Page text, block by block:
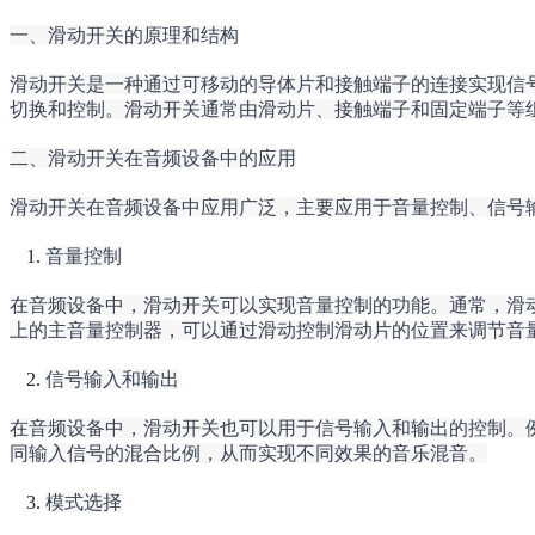
一、滑动开关的原理和结构
滑动开关是一种通过可移动的导体片和接触端子的连接实现
切换和控制。滑动开关通常由滑动片、接触端子和固定端子
二、滑动开关在音频设备中的应用
滑动开关在音频设备中应用广泛，主要应用于音量控制、信
音量控制
在音频设备中，滑动开关可以实现音量控制的功能。通常，
上的主音量控制器，可以通过滑动控制滑动片的位置来调节音
信号输入和输出
在音频设备中，滑动开关也可以用于信号输入和输出的控制
同输入信号的混合比例，从而实现不同效果的音乐混音。
模式选择